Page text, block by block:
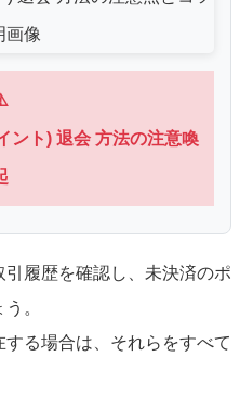
ント) 退会 方法の注意喚
履歴を確認し、未決済のポ
。
る場合は、それらをすべて